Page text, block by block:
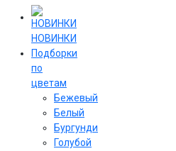
НОВИНКИ
Подборки
по
цветам
Бежевый
Белый
Бургунди
Голубой